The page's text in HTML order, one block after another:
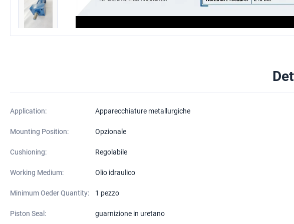
Application: Apparecchiature metallurgiche
Mounting Position: Opzionale
Cushioning: Regolabile
Working Medium: Olio idraulico
Minimum Oeder Quantity: 1 pezzo
Piston Seal: guarnizione in uretano